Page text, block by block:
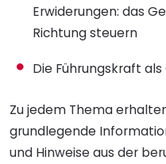
Erwiderungen: das
Richtung steuern
Die Führungskraft
Zu jedem Thema
grundlegende
und Hinweise aus der